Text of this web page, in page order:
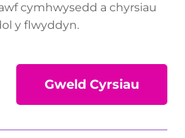
cymhwysedd a chyrsiau
y flwyddyn.
Gweld Cyrsiau